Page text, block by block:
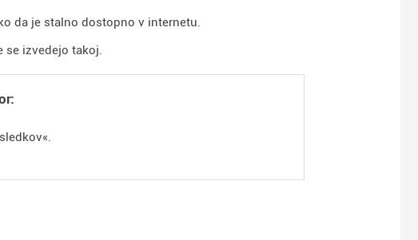
da je stalno dostopno v internetu.
se izvedejo takoj.